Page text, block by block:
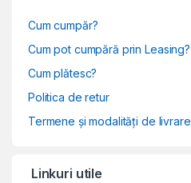
Cum cumpăr?
Cum pot cumpără prin Leasing?
Cum plătesc?
Politica de retur
Termene și modalități de livrare
Linkuri utile